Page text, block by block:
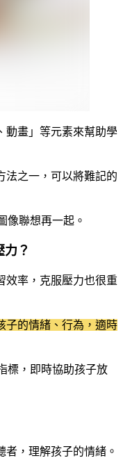
動畫」等元素來幫助學
法之一，可以將難記的
像聯想再一起。
？
效率，克服壓力也很重
子的情緒、行為，適時
標，即時協助孩子放
，理解孩子的情緒。